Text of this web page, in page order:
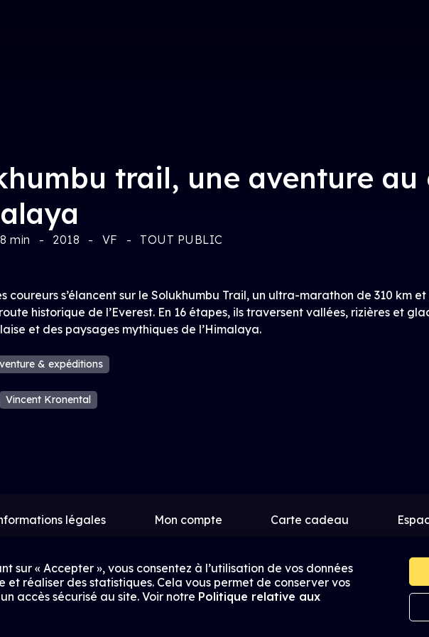
trail, une aventure au
min 2018 VF TOUT PUBLIC
coureurs s’élancent sur le Solukhumbu Trail, un ultra-marathon de 310 km
historique de l’Everest. En 16 étapes, ils traversent vallées, rizières et
et des paysages mythiques de l’Himalaya.
& expéditions
Vincent Kronental
légales Mon compte Carte cadeau
sur « Accepter », vous consentez à l’utilisation de vos données
réaliser des statistiques. Cela vous permet de conserver vos
accès sécurisé au site. Voir notre Politique relative aux